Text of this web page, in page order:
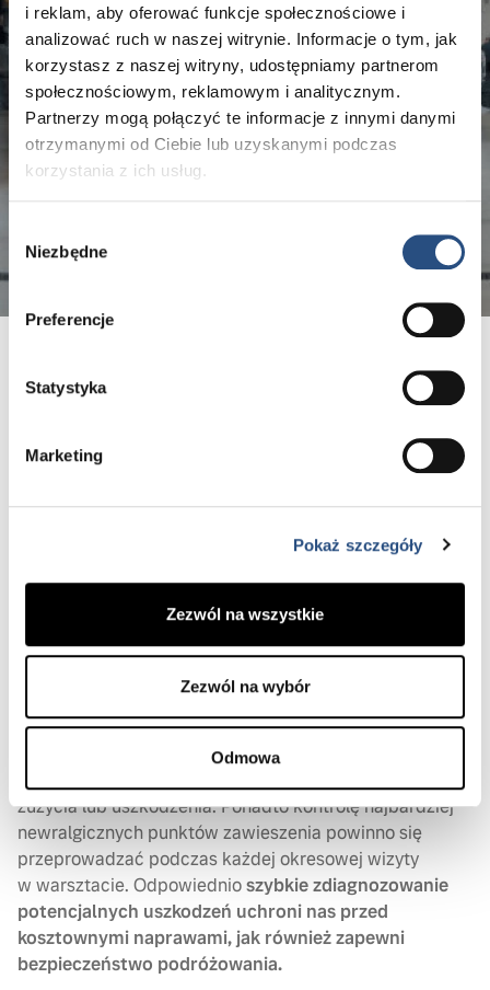
i reklam, aby oferować funkcje społecznościowe i
analizować ruch w naszej witrynie. Informacje o tym, jak
korzystasz z naszej witryny, udostępniamy partnerom
społecznościowym, reklamowym i analitycznym.
Partnerzy mogą połączyć te informacje z innymi danymi
otrzymanymi od Ciebie lub uzyskanymi podczas
korzystania z ich usług.
zgody
Niezbędne
Preferencje
Statystyka
Marketing
Pokaż szczegóły
Zezwól na wszystkie
Zezwól na wybór
Odmowa
Stopniowe zużycie poszczególnych elementów
składowych jest czymś oczywistym i normalnym.
Podobnie jest również w przypadku części
iż w tym przypadku bardzo trudno ocenić stopień
zużycia lub potencjalne uszkodzenia poszczególnych
Zazwyczaj w Volvo niedomaganie zawieszenia objawia
nietypowych odgłosów podczas skręcania kół
(trzeszczenie wydobywające się z górnego
zamocowania kolumny). W takich przypadkach musimy
jak najszybciej zdiagnozować działanie poszczególnych
części zawieszenia. Jest to szczególnie istotne,
ponieważ dopiero po zdemontowaniu danego elementu
zużycia lub uszkodzenia. Ponadto kontrolę najbardziej
newralgicznych punktów zawieszenia powinno się
przeprowadzać podczas każdej okresowej wizyty
w warsztacie. Odpowiednioszybkie zdiagnozowanie
potencjalnych uszkodzeń uchroni nas przed
kosztownymi naprawami, jak również zapewni
bezpieczeństwo podróżowania.